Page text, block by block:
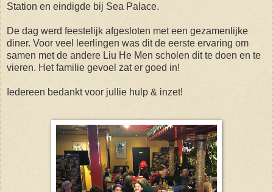
Station en eindigde bij Sea Palace.
De dag werd feestelijk afgesloten met een gezamenlijke
diner. Voor veel leerlingen was dit de eerste ervaring om
samen met de andere Liu He Men scholen dit te doen en te
vieren. Het familie gevoel zat er goed in!
Iedereen bedankt voor jullie hulp & inzet!